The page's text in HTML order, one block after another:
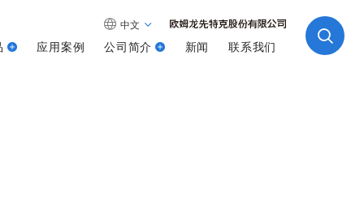
中文
应用案例 公司简介 新闻 联系我们